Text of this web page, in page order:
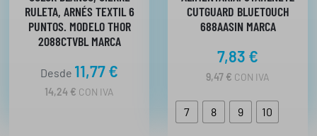
RULETA, ARNÉS TEXTIL 6
PUNTOS. MODELO THOR
2088CTVBL MARCA
Desde 11,77€
14,24 € CON IVA
CUTGUARD BLUETOUCH
688AASIN MARCA
7,83 €
9,47 € CON IVA
7 8 9 10